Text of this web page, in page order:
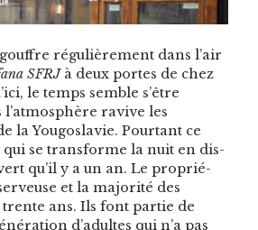
régulière­ment dans l’air
SFRJà deux portes de chez
le temps sem­ble s’être
ravive les
la Yougoslavie. Pour­tant ce
se trans­forme la nuit en dis­
qu’il y a un an. Le pro­prié­
et la majorité des
trente ans. Ils font par­tie de
d’adultes qui n’a pas